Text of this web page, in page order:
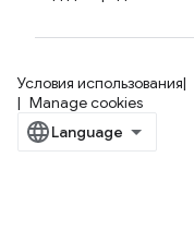
Условия использования
Manage cookies